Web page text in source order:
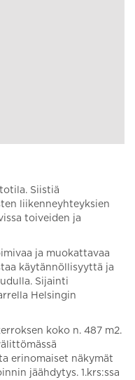
Siistiä
liikenneyhteyksien
toiveiden ja
ja muokattavaa
käytännöllisyyttä ja
Sijainti
Helsingin
koko n. 487 m2.
erinomaiset näkymät
jäähdytys. 1.krs:ssa